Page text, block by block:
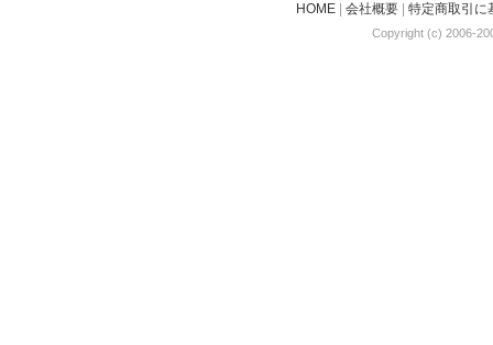
HOME| 会社概要| 特定商取引に
Copyright (c) 2006-